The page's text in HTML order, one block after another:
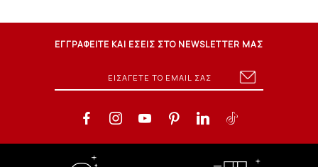
ΕΓΓΡΑΦΕΙΤΕ ΚΑΙ ΕΣΕΙΣ ΣΤΟ NEWSLETTER ΜΑΣ